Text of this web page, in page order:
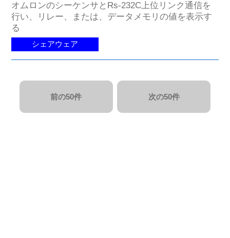
オムロンのシーケンサとRs-232C上位リンク通信を
行い、リレー、または、データメモリの値を表示す
る
シェアウェア
前の50件 次の50件